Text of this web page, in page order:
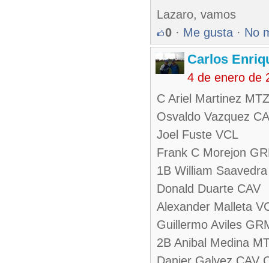
Lazaro, vamos
0 · Me gusta · No
Carlos
4 de enero de
C Ariel Martinez
Osvaldo Vazquez
Joel Fuste VCL
Frank C Morejon
1B William
Donald Duarte CAV
Alexander Malleta
Guillermo Aviles
2B Anibal Medina